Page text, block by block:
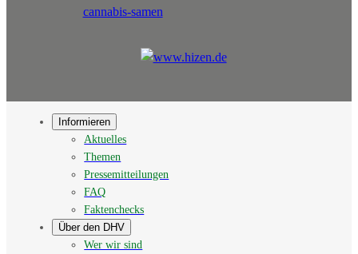
Informieren
Aktuelles
Themen
Pressemitteilungen
FAQ
Faktenchecks
Über den DHV
Wer wir sind